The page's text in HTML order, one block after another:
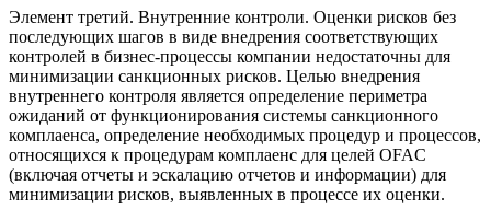
Элемент третий. Внутренние контроли. Оценки рисков без
последующих шагов в виде внедрения соответствующих
контролей в бизнес-процессы компании недостаточны для
минимизации санкционных рисков. Целью внедрения
внутреннего контроля является определение периметра
ожиданий от функционирования системы санкционного
комплаенса, определение необходимых процедур и процессов,
относящихся к процедурам комплаенс для целей OFAC
(включая отчеты и эскалацию отчетов и информации) для
минимизации рисков, выявленных в процессе их оценки.